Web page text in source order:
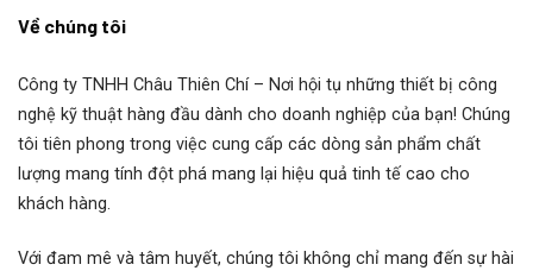
Về chúng tôi
Công ty TNHH Châu Thiên Chí– Nơi hội tụ những thiết bị công
nghệ kỹ thuật hàng đầu dành cho doanh nghiệp của bạn! Chúng
tôi tiên phong trong việc cung cấp các dòng sản phẩm chất
lượng mang tính đột phá mang lại hiệu quả tinh tế cao cho
khách hàng.
Với đam mê và tâm huyết, chúng tôi không chỉ mang đến sự hài